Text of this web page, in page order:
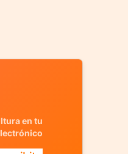
en tu